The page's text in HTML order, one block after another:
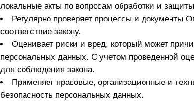
локальные акты по вопросам обработки и
Регулярно проверяет процессы и документы
соответствие закону.
Оценивает риски и вред, который может
персональных данных. С учетом проведенной
для соблюдения закона.
Применяет правовые, организационные и
безопасность персональных данных.